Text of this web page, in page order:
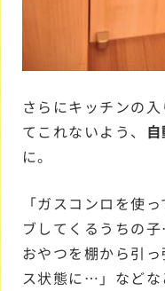
さらにキッチンの
てこれないよう、
に。
「ガスコンロを使
ブしてくるうちの
おやつを棚から引
ス状態に…」などな